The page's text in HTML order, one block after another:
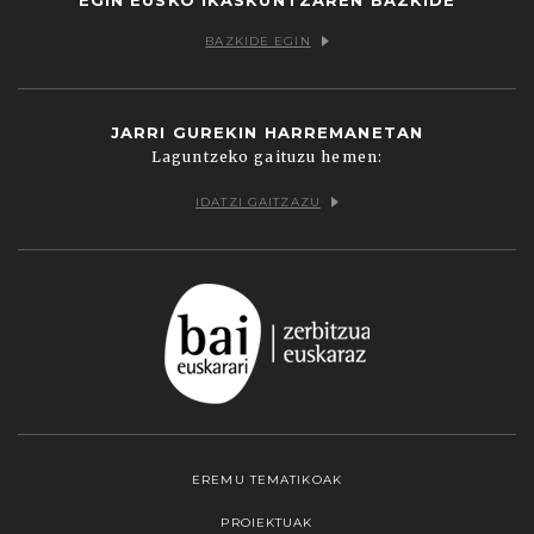
BAZKIDE EGIN
JARRI GUREKIN HARREMANETAN
Laguntzeko gaituzu hemen:
IDATZI GAITZAZU
EREMU TEMATIKOAK
PROIEKTUAK